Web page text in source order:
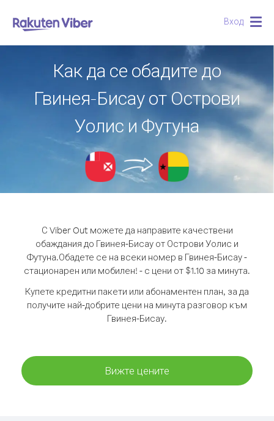
Вход
Как да се обадите до
Гвинея-Бисау от Острови
Уолис и Футуна
С Viber Out можете да направите качествени
обаждания до Гвинея-Бисау от Острови Уолис и
Футуна.Обадете се на всеки номер в Гвинея-Бисау -
стационарен или мобилен! - с цени от $1.10 за минута.
Купете кредитни пакети или абонаментен план, за да
получите най-добрите цени на минута разговор към
Гвинея-Бисау.
Вижте цените